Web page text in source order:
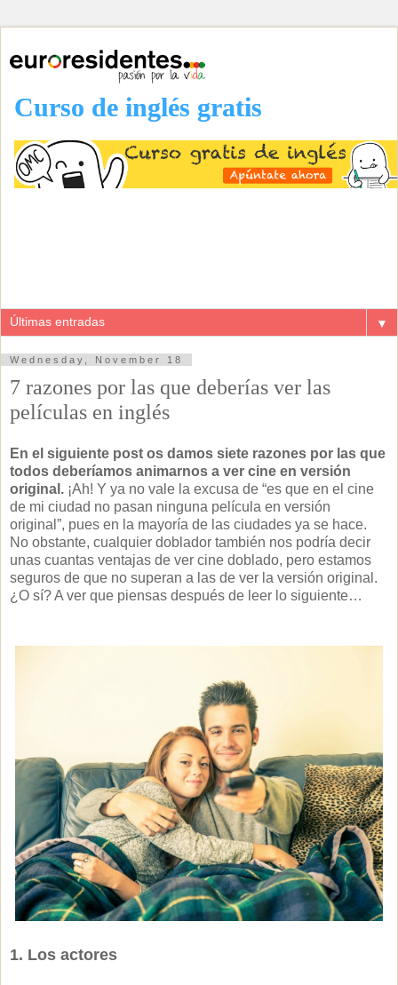
Curso de inglés gratis
▼
Wednesday, November 18
7 razones por las que deberías ver las
películas en inglés
En el siguiente post os damos siete razones por las que
todos deberíamos animarnos a ver cine en versión
original. ¡Ah! Y ya no vale la excusa de “es que en el cine
de mi ciudad no pasan ninguna película en versión
original”, pues en la mayoría de las ciudades ya se hace.
No obstante, cualquier doblador también nos podría decir
unas cuantas ventajas de ver cine doblado, pero estamos
seguros de que no superan a las de ver la versión original.
¿O sí? A ver que piensas después de leer lo siguiente…
1. Los actores